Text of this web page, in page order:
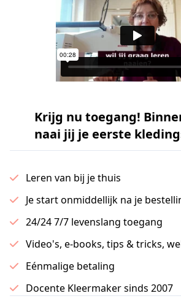
Krijg nu toegang!
naai jij je eerste
Leren van bij je thuis
Je start onmiddellijk na je
24/24 7/7 levenslang toegang
Video's, e-books, tips & tricks,
Eénmalige betaling
Docente Kleermaker sinds 2007